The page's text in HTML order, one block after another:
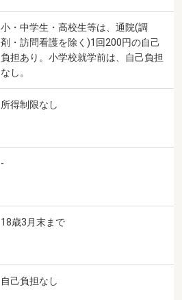
小・中学生・高校生等は、通院(調
剤・訪問看護を除く)1回200円の自己
負担あり。小学校就学前は、自己負担
なし。
所得制限なし
-
18歳3月末まで
自己負担なし